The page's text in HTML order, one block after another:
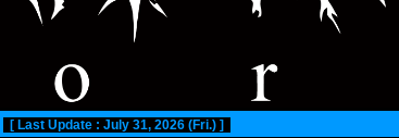
[ Last Update : July 31, 2026 (Fri.) ]